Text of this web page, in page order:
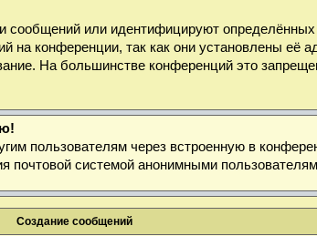
или идентифицируют определённых
конференции, так как они установлены её
На большинстве конференций это
пользователям через встроенную в
почтовой системой анонимными
Создание сообщений